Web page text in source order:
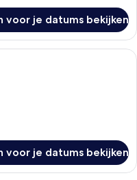
voor je datums bekijken
hotelkamer met een bed,
voor je datums bekijken